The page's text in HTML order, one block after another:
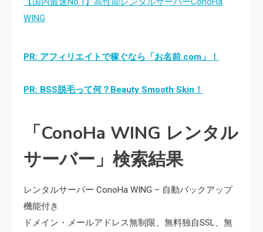
WING
PR: アフィリエイトで稼ぐなら「お名前.com」！
PR: BSS脱毛って何？Beauty Smooth Skin！
「ConoHa WING レンタル
サーバー」検索結果
レンタルサーバー ConoHa WING – 自動バックアップ
機能付き
ドメイン・メールアドレス無制限、無料独自SSL、無